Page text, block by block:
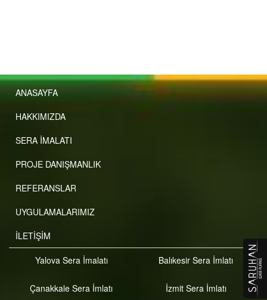
ANASAYFA
HAKKIMIZDA
SERA İMALATI
PROJE DANIŞMANLIK
REFERANSLAR
UYGULAMALARIMIZ
İLETİŞİM
Yalova Sera İmalatı Balıkesir Sera İmlatı
Çanakkale Sera İmlatı İzmit Sera İmlatı